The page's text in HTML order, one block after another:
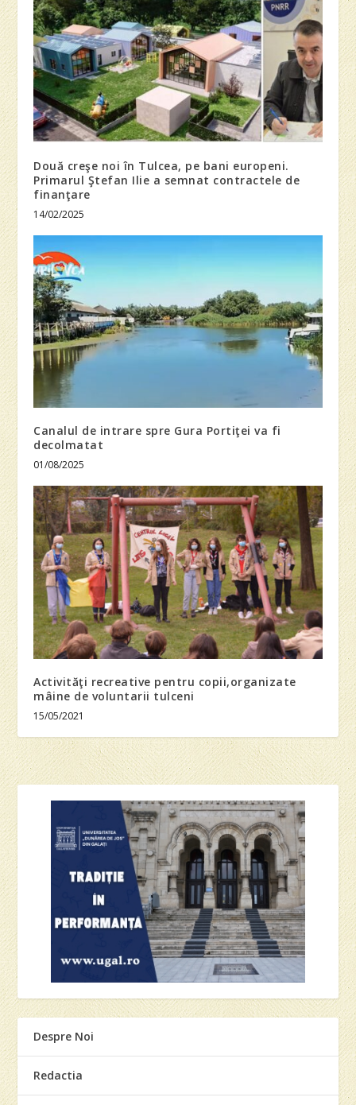
Două creşe noi în Tulcea, pe bani europeni.
Primarul Ştefan Ilie a semnat contractele de
finanţare
14/02/2025
Canalul de intrare spre Gura Portiţei va fi
decolmatat
01/08/2025
Activităţi recreative pentru copii,organizate
mâine de voluntarii tulceni
15/05/2021
Despre Noi
Redactia